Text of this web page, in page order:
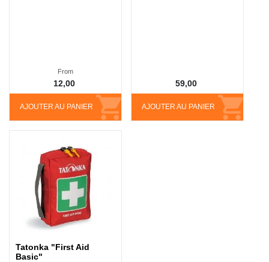
AJOUTER AU PANIER
From
12,00
AJOUTER AU PANIER
59,00
Tatonka "First Aid
Basic"